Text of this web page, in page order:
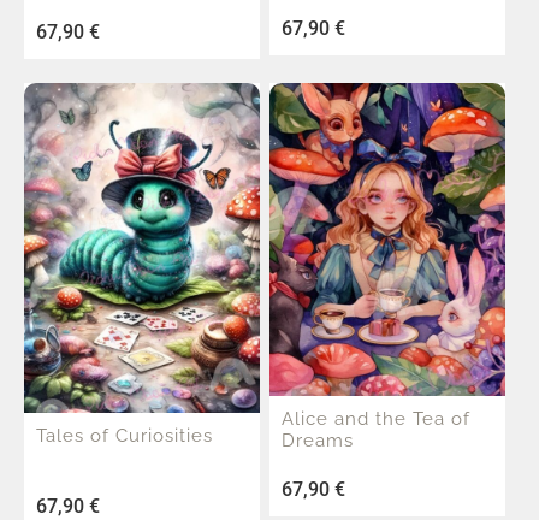
67,90 € 67,90 €
Tales of Curiosities
67,90 €
Alice and the Tea of
Dreams
67,90 €